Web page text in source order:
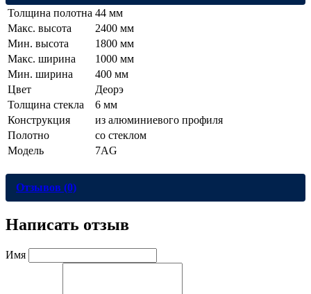
Толщина полотна 44 мм
Макс. высота
2400 мм
Мин. высота
1800 мм
Макс. ширина
1000 мм
Мин. ширина
400 мм
Цвет
Деорэ
Толщина стекла
6 мм
Конструкция
из алюминиевого профиля
Полотно
со стеклом
Модель
7AG
Отзывов (0)
Написать отзыв
Имя